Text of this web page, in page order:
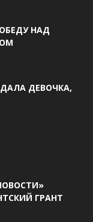
НАД
ДЕВОЧКА,
ГРАНТ